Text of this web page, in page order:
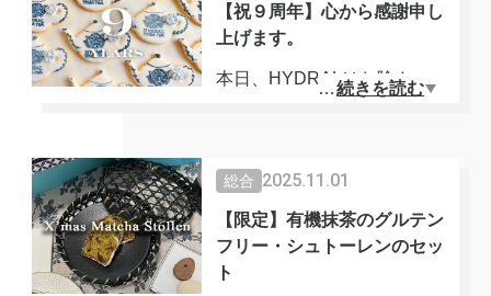
【祝９周年】心から感謝申し
上げます。
本日、HYDRALはお陰さま
います。
品質の高いお茶のある暮らし
は、日々の習慣の中にあるか
らこそ、あなたの人生のあら
…続きを読む
総合 2025.11.01
【限定】有機抹茶のグルテン
フリー・シュトーレンのセッ
ト